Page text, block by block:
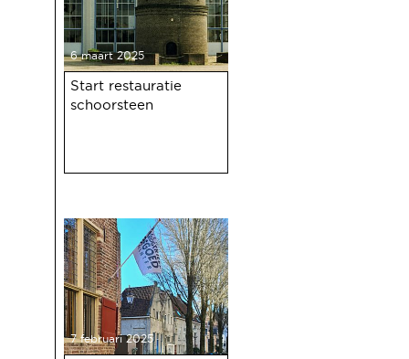
6 maart 2025
Start restauratie
schoorsteen
7 februari 2025